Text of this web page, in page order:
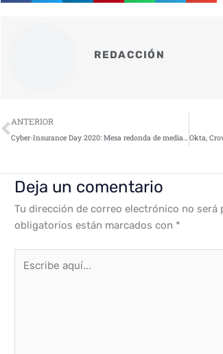
REDACCIÓN
Ant
ANTERIOR
Cyber-Insurance Day 2020: Mesa redonda de mediadores
Deja un comentario
Tu dirección de correo electrónico no será
obligatorios están marcados con *
aquí...